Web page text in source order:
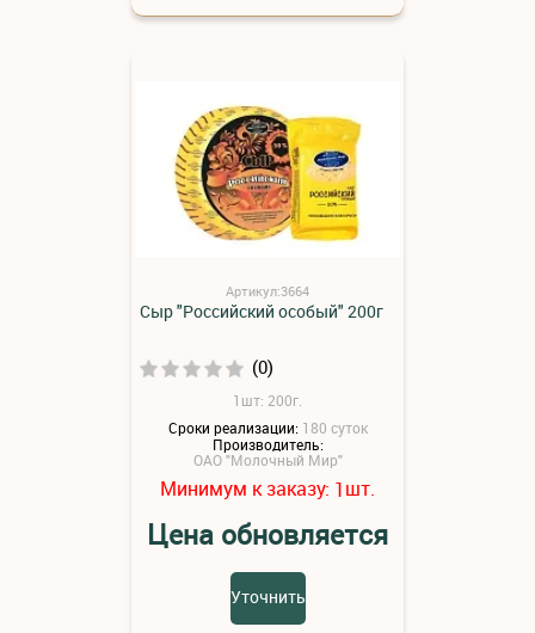
Артикул:3664
Сыр "Российский особый" 200г
(0)
1шт: 200г.
Сроки реализации: 180 суток
Производитель:
ОАО "Молочный Мир"
Минимум к заказу: 1шт.
Цена обновляется
Уточнить